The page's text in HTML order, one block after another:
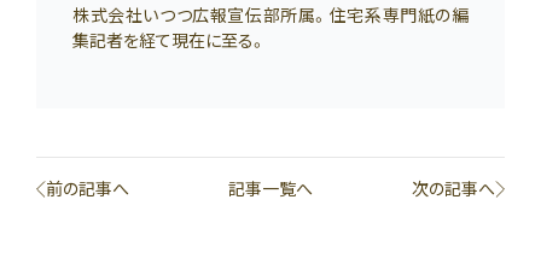
株式会社いつつ広報宣伝部所属。住宅系専門紙の編
集記者を経て現在に至る。
前の記事へ 記事一覧へ 次の記事へ